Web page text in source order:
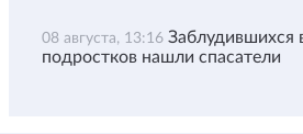
08 августа, 13:16 Заблудившихся
подростков нашли спасатели